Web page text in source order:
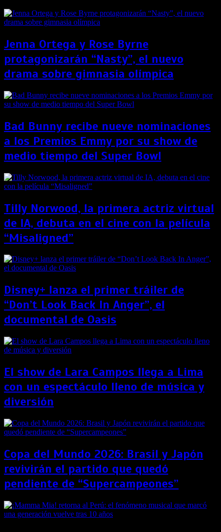
Jenna Ortega y Rose Byrne
protagonizarán “Nasty”, el nuevo
drama sobre gimnasia olímpica
Bad Bunny recibe nueve nominaciones
a los Premios Emmy por su show de
medio tiempo del Super Bowl
Tilly Norwood, la primera actriz virtual
de IA, debuta en el cine con la película
“Misaligned”
Disney+ lanza el primer tráiler de
“Don’t Look Back In Anger”, el
documental de Oasis
El show de Lara Campos llega a Lima
con un espectáculo lleno de música y
diversión
Copa del Mundo 2026: Brasil y Japón
revivirán el partido que quedó
pendiente de “Supercampeones”